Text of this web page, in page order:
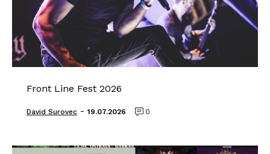
Front Line Fest 2026
David Surovec - 19.07.2026 0